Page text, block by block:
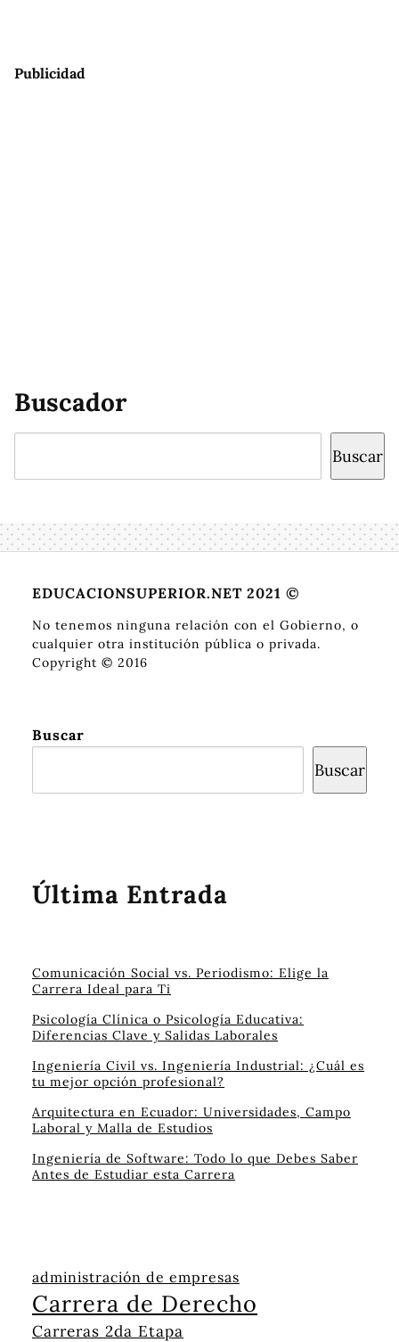
Publicidad
Buscador
Buscar
EDUCACIONSUPERIOR.NET 2021 ©
No tenemos ninguna relación con el Gobierno, o
cualquier otra institución pública o privada.
Copyright © 2016
Buscar
Buscar
Última Entrada
Comunicación Social vs. Periodismo: Elige la
Carrera Ideal para Ti
Psicología Clínica o Psicología Educativa:
Diferencias Clave y Salidas Laborales
Ingeniería Civil vs. Ingeniería Industrial: ¿Cuál es
tu mejor opción profesional?
Arquitectura en Ecuador: Universidades, Campo
Laboral y Malla de Estudios
Ingeniería de Software: Todo lo que Debes Saber
Antes de Estudiar esta Carrera
administración de empresas
Carrera de Derecho
Carreras 2da Etapa